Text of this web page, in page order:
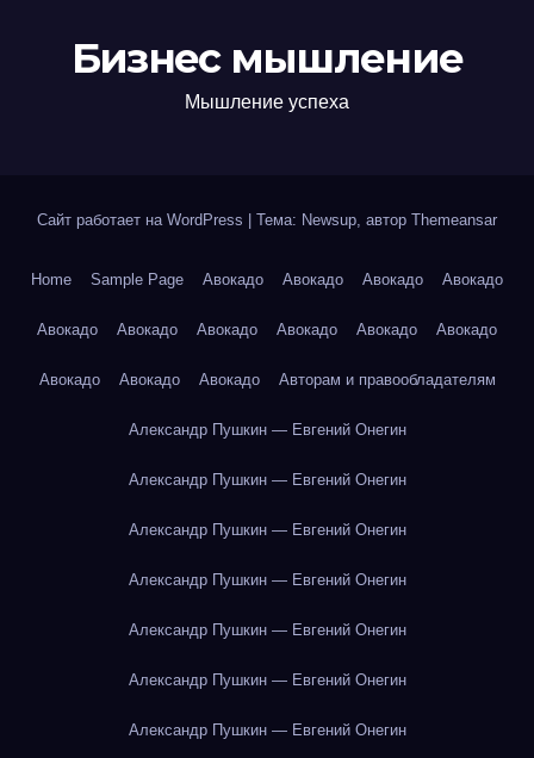
Бизнес мышление
Мышление успеха
Сайт работает на WordPress Тема: Newsup, автор Themeansar
Home Sample Page Авокадо Авокадо Авокадо Авокадо
Авокадо Авокадо Авокадо Авокадо Авокадо Авокадо
Авокадо Авокадо Авокадо Авторам и правообладателям
Александр Пушкин — Евгений Онегин
Александр Пушкин — Евгений Онегин
Александр Пушкин — Евгений Онегин
Александр Пушкин — Евгений Онегин
Александр Пушкин — Евгений Онегин
Александр Пушкин — Евгений Онегин
Александр Пушкин — Евгений Онегин